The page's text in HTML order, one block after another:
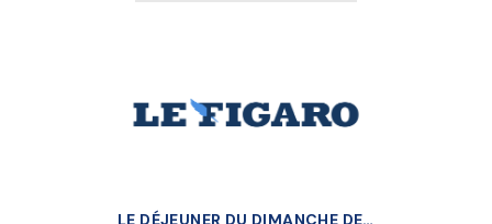
LE DÉJEUNER DU DIMANCHE DE…